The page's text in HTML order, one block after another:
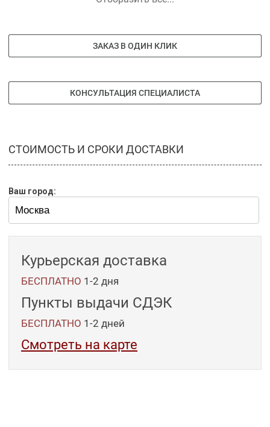
ЗАКАЗ В ОДИН КЛИК
КОНСУЛЬТАЦИЯ СПЕЦИАЛИСТА
СТОИМОСТЬ И СРОКИ ДОСТАВКИ
Ваш город:
Курьерская доставка
БЕСПЛАТНО 1-2 дня
Пункты выдачи СДЭК
БЕСПЛАТНО 1-2 дней
Смотреть на карте